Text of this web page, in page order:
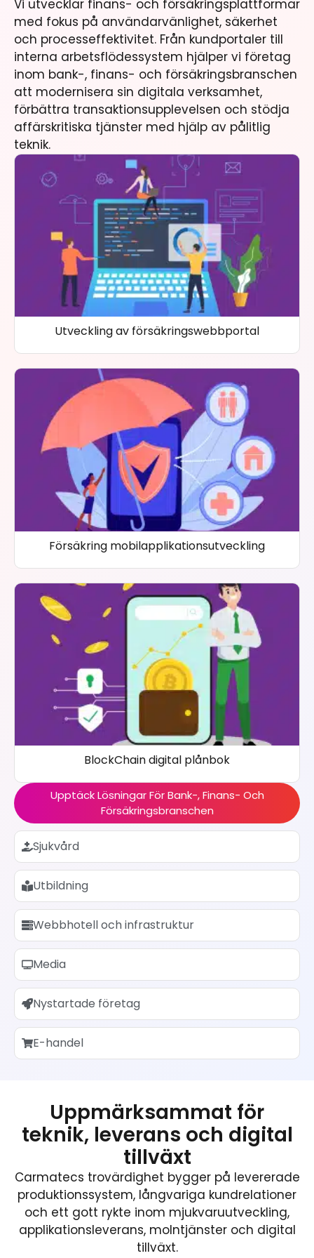
Sjukvård
Utbildning
Webbhotell och infrastruktur
Media
Nystartade företag
E-handel
Vi utvecklar finans- och försäkringsplattformar
med fokus på användarvänlighet, säkerhet
och processeffektivitet. Från kundportaler till
interna arbetsflödessystem hjälper vi företag
inom bank-, finans- och försäkringsbranschen
att modernisera sin digitala verksamhet,
förbättra transaktionsupplevelsen och stödja
affärskritiska tjänster med hjälp av pålitlig
teknik.
Utveckling av försäkringswebbportal
Försäkring mobilapplikationsutveckling
BlockChain digital plånbok
Upptäck Lösningar För Bank-, Finans- Och
Försäkringsbranschen
Uppmärksammat för
teknik, leverans och digital
tillväxt
Carmatecs trovärdighet bygger på levererade
produktionssystem, långvariga kundrelationer
och ett gott rykte inom mjukvaruutveckling,
applikationsleverans, molntjänster och digital
tillväxt.